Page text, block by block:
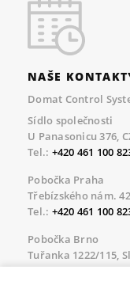
NAŠE
Domat Control
Sídlo společnosti
U Panasonicu 376,
Tel.: +420 461 100
Pobočka Praha
Třebízského nám.
Tel.: +420 461 100
Pobočka Brno
Tuřanka 1222/115,
Tel.:+420 461 100